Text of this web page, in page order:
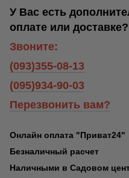
У Вас есть
оплате или доставке?
Звоните:
(093)355-08-13
(095)934-90-03
Перезвонить вам?
Онлайн оплата "Приват24"
Безналичный расчет
Наличными в Садовом